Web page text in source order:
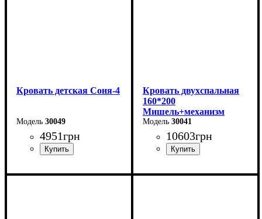
Кровать детская Соня-4
30049
4951грн
Ширина-203,2 см
Кровать двухспальная
160*200
Мишель+механизм
(темно-серая)
30041
10603грн
Ширина: 166 см